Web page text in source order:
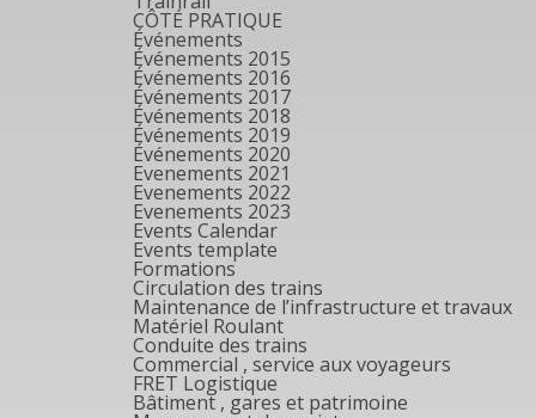
CÔTÉ PRATIQUE
Événements
Événements 2015
Événements 2016
Événements 2017
Événements 2018
Événements 2019
Événements 2020
Evenements 2021
Evenements 2022
Evenements 2023
Events Calendar
Events template
Formations
Circulation des trains
Maintenance de l’infrastructure et travaux
Matériel Roulant
Conduite des trains
Commercial , service aux voyageurs
FRET Logistique
Bâtiment , gares et patrimoine